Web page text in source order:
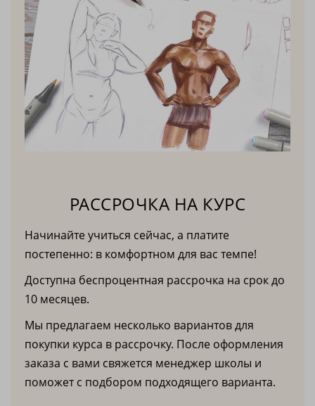
РАССРОЧКА НА КУРС
Начинайте учиться сейчас, а платите
постепенно: в комфортном для вас темпе!
Доступна беспроцентная рассрочка на срок до
10 месяцев.
Мы предлагаем несколько вариантов для
покупки курса в рассрочку. После оформления
заказа с вами свяжется менеджер школы и
поможет с подбором подходящего варианта.